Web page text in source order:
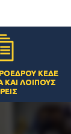
ΚΕΔΕ
ΚΑΙ ΛΟΙΠΟΎΣ